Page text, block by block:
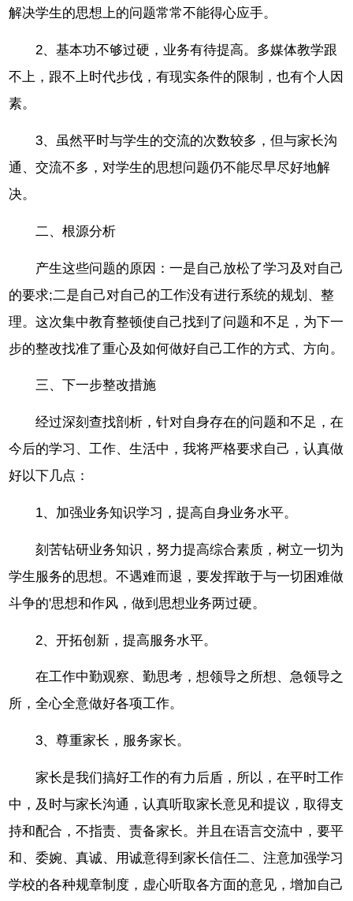
解决学生的思想上的问题常常不能得心应手。
2、基本功不够过硬，业务有待提高。多媒体教学跟
不上，跟不上时代步伐，有现实条件的限制，也有个人因
素。
3、虽然平时与学生的交流的次数较多，但与家长沟
通、交流不多，对学生的思想问题仍不能尽早尽好地解
决。
二、根源分析
产生这些问题的原因：一是自己放松了学习及对自己
的要求;二是自己对自己的工作没有进行系统的规划、整
理。这次集中教育整顿使自己找到了问题和不足，为下一
步的整改找准了重心及如何做好自己工作的方式、方向。
三、下一步整改措施
经过深刻查找剖析，针对自身存在的问题和不足，在
今后的学习、工作、生活中，我将严格要求自己，认真做
好以下几点：
1、加强业务知识学习，提高自身业务水平。
刻苦钻研业务知识，努力提高综合素质，树立一切为
学生服务的思想。不遇难而退，要发挥敢于与一切困难做
斗争的'思想和作风，做到思想业务两过硬。
2、开拓创新，提高服务水平。
在工作中勤观察、勤思考，想领导之所想、急领导之
所，全心全意做好各项工作。
3、尊重家长，服务家长。
家长是我们搞好工作的有力后盾，所以，在平时工作
中，及时与家长沟通，认真听取家长意见和提议，取得支
持和配合，不指责、责备家长。并且在语言交流中，要平
和、委婉、真诚、用诚意得到家长信任二、注意加强学习
学校的各种规章制度，虚心听取各方面的意见，增加自己